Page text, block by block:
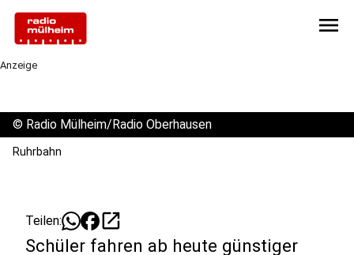
menu
Anzeige
© Radio Mülheim/Radio Oberhausen
Ruhrbahn
Teilen: open_in_new
Schüler fahren ab heute günstiger